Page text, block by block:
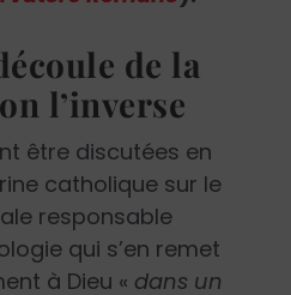
de la
l’inverse
être discutées en
catholique sur le
responsable
qui s’en remet
à Dieu « dans un